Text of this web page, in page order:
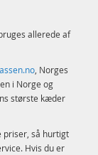
allerede af
, Norges
i Norge og
største kæder
priser, så hurtigt
Hvis du er